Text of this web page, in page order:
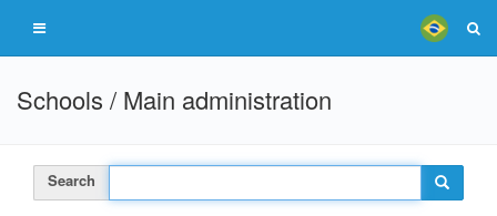
Schools / Main administration
Search